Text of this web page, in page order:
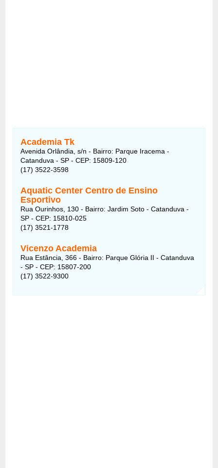
Academia Tk
Avenida Orlândia, s/n - Bairro: Parque Iracema -
Catanduva - SP - CEP: 15809-120
(17) 3522-3598
Aquatic Center Centro de Ensino
Esportivo
Rua Ourinhos, 130 - Bairro: Jardim Soto - Catanduva -
SP - CEP: 15810-025
(17) 3521-1778
Vicenzo Academia
Rua Estância, 366 - Bairro: Parque Glória II - Catanduva
- SP - CEP: 15807-200
(17) 3522-9300